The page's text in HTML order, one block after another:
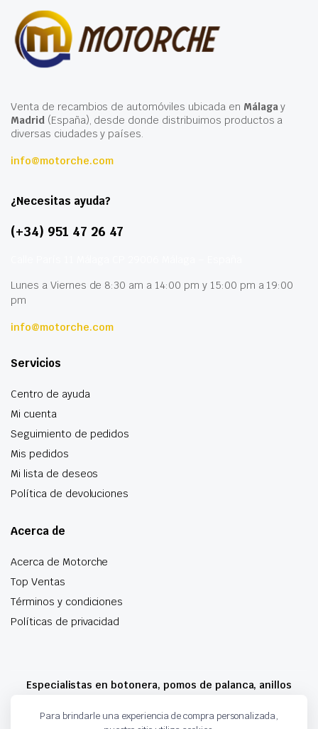
Venta de recambios de automóviles ubicada en Málagay
Madrid(España), desde donde distribuimos productos a
diversas ciudades y países.
info@motorche.com
¿Necesitas ayuda?
(+34) 951 47 26 47
Lunes a Viernes de 8:30 am a 14:00 pm y 15:00 pm a 19:00
pm
info@motorche.com
Servicios
Centro de ayuda
Mi cuenta
Seguimiento de pedidos
Mis pedidos
Mi lista de deseos
Política de devoluciones
Acerca de
Acerca de Motorche
Top Ventas
Términos y condiciones
Políticas de privacidad
Especialistas en botonera, pomos de palanca, anillos
Para brindarle una experiencia de compra personalizada,